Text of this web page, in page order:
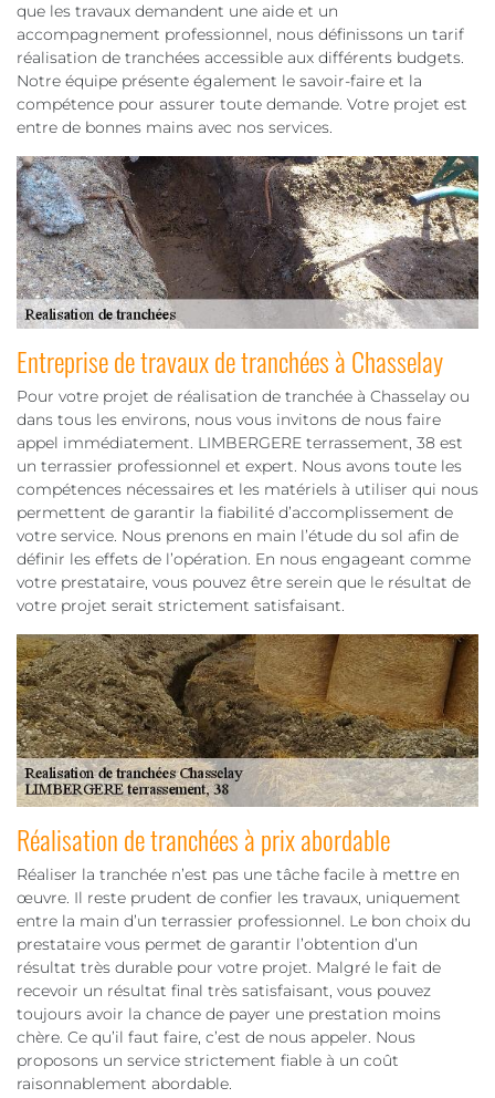
que les travaux demandent une aide et un
accompagnement professionnel, nous définissons un tarif
réalisation de tranchées accessible aux différents budgets.
Notre équipe présente également le savoir-faire et la
compétence pour assurer toute demande. Votre projet est
entre de bonnes mains avec nos services.
Entreprise de travaux de tranchées à Chasselay
Pour votre projet de réalisation de tranchée à Chasselay ou
dans tous les environs, nous vous invitons de nous faire
appel immédiatement. LIMBERGERE terrassement, 38 est
un terrassier professionnel et expert. Nous avons toute les
compétences nécessaires et les matériels à utiliser qui nous
permettent de garantir la fiabilité d’accomplissement de
votre service. Nous prenons en main l’étude du sol afin de
définir les effets de l’opération. En nous engageant comme
votre prestataire, vous pouvez être serein que le résultat de
votre projet serait strictement satisfaisant.
Réalisation de tranchées à prix abordable
Réaliser la tranchée n’est pas une tâche facile à mettre en
œuvre. Il reste prudent de confier les travaux, uniquement
entre la main d’un terrassier professionnel. Le bon choix du
prestataire vous permet de garantir l’obtention d’un
résultat très durable pour votre projet. Malgré le fait de
recevoir un résultat final très satisfaisant, vous pouvez
toujours avoir la chance de payer une prestation moins
chère. Ce qu’il faut faire, c’est de nous appeler. Nous
proposons un service strictement fiable à un coût
raisonnablement abordable.